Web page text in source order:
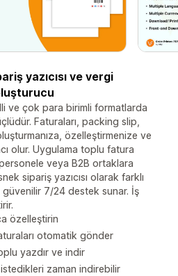
yazıcısı ve vergi
ve çok para birimli formatlarda
Faturaları, packing slip,
özelleştirmenize ve
olur. Uygulama toplu fatura
veya B2B ortaklara
sipariş yazıcısı olarak farklı
7/24 destek sunar. İş
özelleştirin
otomatik gönder
yazdır ve indir
zaman indirebilir